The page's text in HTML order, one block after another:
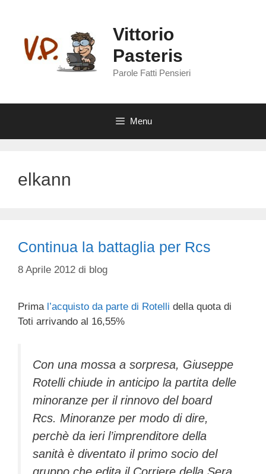
contenuto
Vittorio
Pasteris
Parole Fatti Pensieri
Menu
elkann
Continua la battaglia per Rcs
8 Aprile 2012 di blog
Prima l’acquisto da parte di Rotelli della quota di
Toti arrivando al 16,55%
Con una mossa a sorpresa, Giuseppe
Rotelli chiude in anticipo la partita delle
minoranze per il rinnovo del board
Rcs. Minoranze per modo di dire,
perchè da ieri l’imprenditore della
sanità è diventato il primo socio del